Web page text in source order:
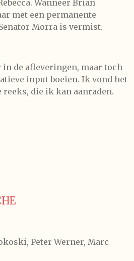
Wanneer Brian
met een permanente
Morra is vermist.
de afleveringen, maar toch
input boeien. Ik vond het
reeks, die ik kan aanraden.
Peter Werner, Marc